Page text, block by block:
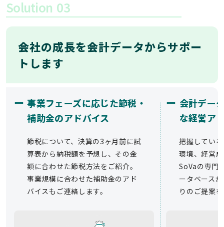
Solution 03
会社の成長を会計データからサポー
トします
ー 事業フェーズに応じた節税・
補助金のアドバイス
節税について、決算の3ヶ月前に試
算表から納税額を予想し、その金
額に合わせた節税方法をご紹介。
事業規模に合わせた補助金のアド
バイスもご連絡します。
ー 会計デー
な経営ア
把握してい
環境、経営
SoVaの専門
ータベース
りのご提案